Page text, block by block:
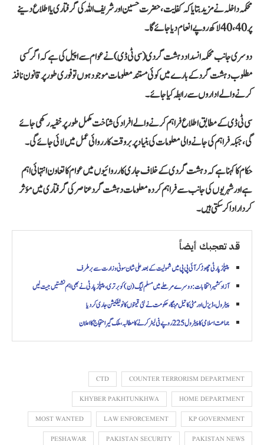
محکمہ داخلہ نے مزید بتایا کہکفایت، حضرت حسین اور شریف اللہکی گرفتاری یا اطلاع دینے
پر40، 40 لاکھ روپے
انعام دیا جائے گا۔
دوسری جانب محکمہ انسداد دہشت گردی (سی ٹی ڈی) نے عوام سے اپیل کی ہے کہ اگر کسی
مطلوب دہشت گرد کے بارے میں کوئی مستند معلومات موجود ہوں تو فوری طور پر قانون نافذ
کرنے والے اداروں سے رابطہ کیا جائے۔
سی ٹی ڈی کے مطابق اطلاع فراہم کرنے والے افراد کی شناخت مکمل طور پر خفیہ رکھی جائے
گی، جبکہ فراہم کی جانے والی معلومات کی بنیاد پر بروقت کارروائی عمل میں لائی جائے گی۔
حکام کا کہنا ہے کہ دہشت گردی کے خلاف جاری کارروائیوں میں عوام کا تعاون انتہائی اہم
ہے اور شہریوں کی جانب سے فراہم کردہ معلومات دہشت گرد عناصر کی گرفتاری میں مؤثر
کردار ادا کر سکتی ہیں۔
قد تعجبك أيضاً
پیپلز پارٹی چھوڑ کر آئی پی پی میں شمولیت کے بعد علی شان سونی وزارت سے برطرف
آزاد کشمیر انتخابات: دوسرے مرحلے میں مسلم لیگ (ن) کو برتری، پیپلز پارٹی نے بھی اہم نشستیں جیت لیں
پیٹرول، ڈیزل اور مٹی کا تیل مہنگا، حکومت نے نئی قیمتوں کا نوٹیفکیشن جاری کر دیا
جماعت اسلامی کا پیٹرول 225 روپے فی لیٹر کرنے کا مطالبہ، ملک گیر احتجاج کا اعلان
COUNTER TERRORISM DEPARTMENT
CTD
HOME DEPARTMENT
KHYBER PAKHTUNKHWA
KP GOVERNMENT
LAW ENFORCEMENT
MOST WANTED
PAKISTAN NEWS
PAKISTAN SECURITY
PESHAWAR